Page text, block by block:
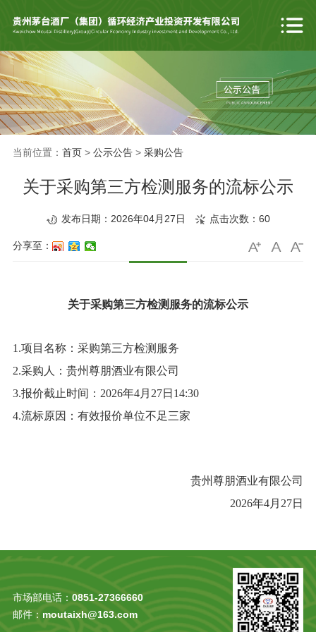
当前位置： 首页> 公示公告> 采购公告
关于采购第三方检测服务的流标公示
发布日期：2026年04月27日 点击次数： 60
分享至：
关于采购第三方检测服务的流标公示
1.项目名称：采购第三方检测服务
2.采购人：贵州尊朋酒业有限公司
3.报价截止时间： 2026年4月27日14:30
4.流标原因：有效报价单位不足三家
贵州尊朋酒业有限公司
2026年4月27日
市场部电话： 0851-27366660
邮件： moutaixh@163.com